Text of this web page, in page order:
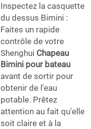
Inspectez la casquette
du dessus Bimini :
Faites un rapide
contrôle de votre
Shenghui Chapeau
Bimini pour bateau
avant de sortir pour
obtenir de l'eau
potable. Prêtez
attention au fait qu'elle
soit claire et à la